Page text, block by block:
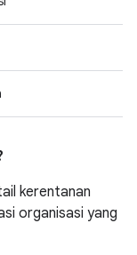
kerentanan
organisasi yang